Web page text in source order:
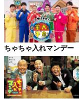
ちゃちゃ入れマンデー